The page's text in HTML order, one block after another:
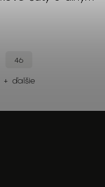
46
+ ďalšie